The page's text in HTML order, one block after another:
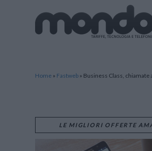
Home » Fastweb » Business Class, chiamate
LE MIGLIORI OFFERTE